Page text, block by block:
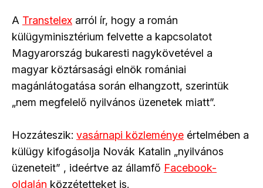
A Transtelex arról ír, hogy a román
külügyminisztérium felvette a kapcsolatot
Magyarország bukaresti nagykövetével a
magyar köztársasági elnök romániai
magánlátogatása során elhangzott, szerintük
„nem megfelelő nyilvános üzenetek miatt”.
Hozzáteszik: vasárnapi közleménye értelmében a
külügy kifogásolja Novák Katalin „nyilvános
üzeneteit” , ideértve az államfő Facebook-
oldalán közzétetteket is.